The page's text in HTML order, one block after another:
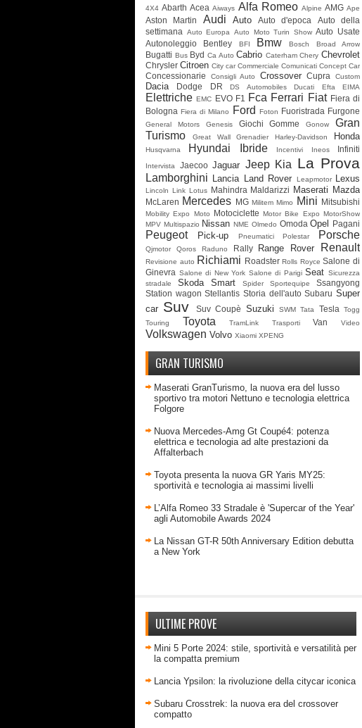
4X4 Abarth Acea Aiways Alfa Romeo Alpine AMG Ape
Aston Martin Audi Auto Auto d'epoca
Auto della
settimana
Auto Europa Auto Moto Turin Show Auto Usate
Autonoleggio
Bentley BFI Bmw Bosch Broad Arrow
Bugatti Bus Byd Ca Auto Cabrio Caterham Chery Chevrolet
Chrysler Citroen City car Commerciale Comunicati Concept Car
Concessionarie Consigli Auto Crossover Cupra Custom
Dacia Dodge DR DS Automobiles Ducati Efta EIMA
Elettriche EMC EVO F1 Fca Ferrari Fiat Fiera di
Bologna Fiera di Milano Ford Foton Fuoristrada Furgone
General Motors Genesis Giochi Gomme Gonow
Gran
Turismo
Great Wall Grenadier Harley-Davidson Honda
Husqvarna Hyundai Ibride Incentivi Ineos Infiniti
Intervista Jaecoo Jaguar Jeep Kia La Prova
Lamborghini Lancia Land Rover Leapmotor Lexus
Lincoln Link Lotus Mahindra Maldarizzi Maserati Mazda
McLaren Mercedes MG Militem Mimo Mini Mitsubishi
Mobility Expo Moto Motociclette Motor Bike Expo MotorShow
MPV Multispazio Nissan NME Olmedo Omoda Opel Pagani
Peugeot Pick-up Pneumatici Polestar Porsche
Qjmotor Qoros Raduno Rally Range Rover Renault
Revisione auto Richiami Roadster Rolls Royce Salone di
Ginevra Salone di New York Salone di Parigi Seat Sicurezza
stradale
Skoda Smart Spider Sportequipe
Ssangyong
Station wagon Stellantis Storia dell'auto Subaru Super
car Suv Suv Coupè Suzuki SWM Tata Tesla
Togg
Touring
Toyota TramLink Trasporti Van Video
Volkswagen Volvo Xiaomi XPENG
GRAN TURISMO
Maserati GranTurismo, la nuova era del lusso
sportivo tra motori Nettuno e tecnologia elettrica
Folgore
Nuova Mercedes-Amg Gt Coupé4: potenza
elettrica e tecnologia ad alte prestazioni da
Affalterbach
Toyota presenta la nuova GR Yaris MY25:
sportività e tecnologia ai massimi livelli
L’Alfa Romeo 33 Stradale è 'Supercar of the Year'
agli Automobile Awards 2024
La Nissan GT-R 50th Anniversary Edition debutta
a New York
ULTIME PROVE
Mini 5 Porte 2024: stile, sportività e versatilità per
la compatta premium
Lancia Ypsilon: la rivoluzione della citycar iconica
Subaru Crosstrek: la nuova era del crossover
compatto